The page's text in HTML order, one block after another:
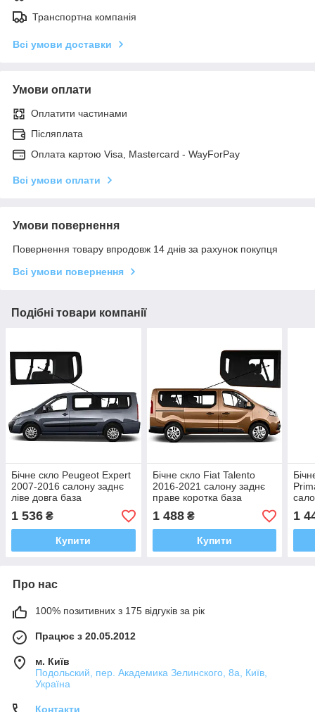
Транспортна компанія
Всі умови доставки
Умови оплати
Оплатити частинами
Післяплата
Оплата картою Visa, Mastercard - WayForPay
Всі умови оплати
Умови повернення
Повернення товару впродовж 14 днів за рахунок покупця
Всі умови повернення
Подібні товари компанії
Бічне скло Peugeot Expert
2007-2016 салону заднє
ліве довга база
1 536 ₴
Купити
Бічне скло Fiat Talento
2016-2021 салону заднє
праве коротка база
1 488₴
Купити
1
Про нас
100% позитивних з 175 відгуків за рік
Працює з 20.05.2012
м. Київ
Подольский, пер. Академика Зелинского, 8а, Київ,
Україна
Контакти